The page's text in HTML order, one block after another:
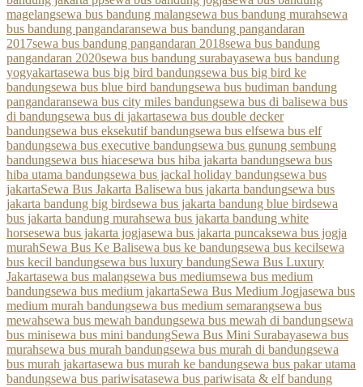
magelangsewa bus bandung malangsewa bus bandung murahsewa
bus bandung pangandaransewa bus bandung pangandaran
2017sewa bus bandung pangandaran 2018sewa bus bandung
pangandaran 2020sewa bus bandung surabayasewa bus bandung
yogyakartasewa bus big bird bandungsewa bus big bird ke
bandungsewa bus blue bird bandungsewa bus budiman bandung
pangandaransewa bus city miles bandungsewa bus di balisewa bus
di bandungsewa bus di jakartasewa bus double decker
bandungsewa bus eksekutif bandungsewa bus elfsewa bus elf
bandungsewa bus executive bandungsewa bus gunung sembung
bandungsewa bus hiacesewa bus hiba jakarta bandungsewa bus
hiba utama bandungsewa bus jackal holiday bandungsewa bus
jakartaSewa Bus Jakarta Balisewa bus jakarta bandungsewa bus
jakarta bandung big birdsewa bus jakarta bandung blue birdsewa
bus jakarta bandung murahsewa bus jakarta bandung white
horsesewa bus jakarta jogjasewa bus jakarta puncaksewa bus jogja
murahSewa Bus Ke Balisewa bus ke bandungsewa bus kecilsewa
bus kecil bandungsewa bus luxury bandungSewa Bus Luxury
Jakartasewa bus malangsewa bus mediumsewa bus medium
bandungsewa bus medium jakartaSewa Bus Medium Jogjasewa bus
medium murah bandungsewa bus medium semarangsewa bus
mewahsewa bus mewah bandungsewa bus mewah di bandungsewa
bus minisewa bus mini bandungSewa Bus Mini Surabayasewa bus
murahsewa bus murah bandungsewa bus murah di bandungsewa
bus murah jakartasewa bus murah ke bandungsewa bus pakar utama
bandungsewa bus pariwisatasewa bus pariwisata & elf bandung